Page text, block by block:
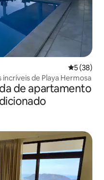
5 de uma
5 (38)
de Playa Hermosa
de apartamento